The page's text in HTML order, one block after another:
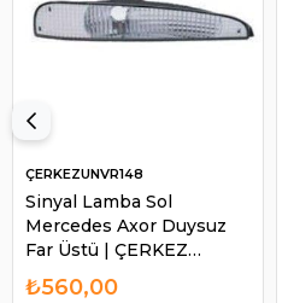
Sinyal Lamba Sol
Mercedes Axor Duysuz
Far Üstü | ÇERKEZ
UNVR148
ÇERKEZUNVR148
₺560,00